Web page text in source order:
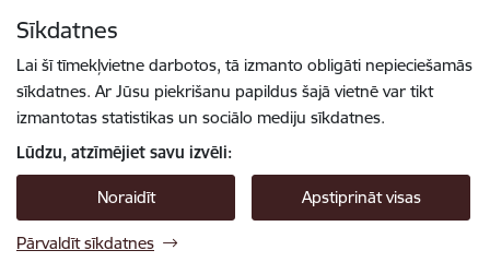
Sīkdatnes
Lai šī tīmekļvietne darbotos, tā izmanto obligāti nepieciešamās
sīkdatnes. Ar Jūsu piekrišanu papildus šajā vietnē var tikt
izmantotas statistikas un sociālo mediju sīkdatnes.
Lūdzu, atzīmējiet savu izvēli:
Noraidīt Apstiprināt visas
Pārvaldīt sīkdatnes